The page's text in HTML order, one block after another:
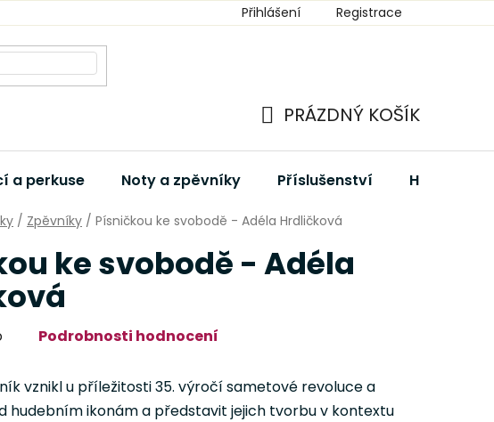
Přihlášení Registrace
KOŠÍK
PRÁZDNÝ KOŠÍK
a perkuse Noty a zpěvníky Příslušenství Hudební
/ Zpěvníky / Písničkou ke svobodě - Adéla Hrdličková
ke svobodě - Adéla
Podrobnosti hodnocení
vznikl u příležitosti 35. výročí sametové revoluce a
hudebním ikonám a představit jejich tvorbu v kontextu